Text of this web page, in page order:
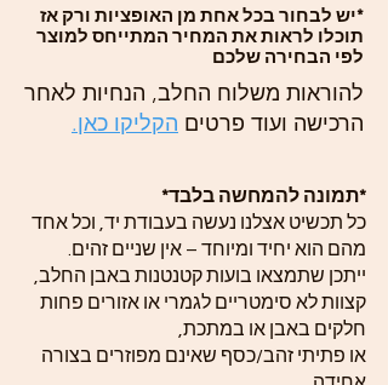
*יש לבחור בכל אחת מן האופציות ורק אז
תוכלו לראות את המחיר המתייחס למוצר
לפי הבחירה שלכם
להוראות משלוח החלב, הנחיות לאחר
הרכישה ועוד פרטים הקליקו כאן.
*תמונה להמחשה בלבד*
כל תכשיט אצלנו נעשה בעבודת יד, וכל אחד
מהם הוא יחיד ומיוחד – אין שניים זהים.
ייתכן שתמצאו בועות קטנטנות באבן החלב,
קצוות לא סימטריים לגמרי או אזורים פחות
חלקים באבן או במתכת,
או פתיתי זהב/כסף שאינם מפוזרים בצורה